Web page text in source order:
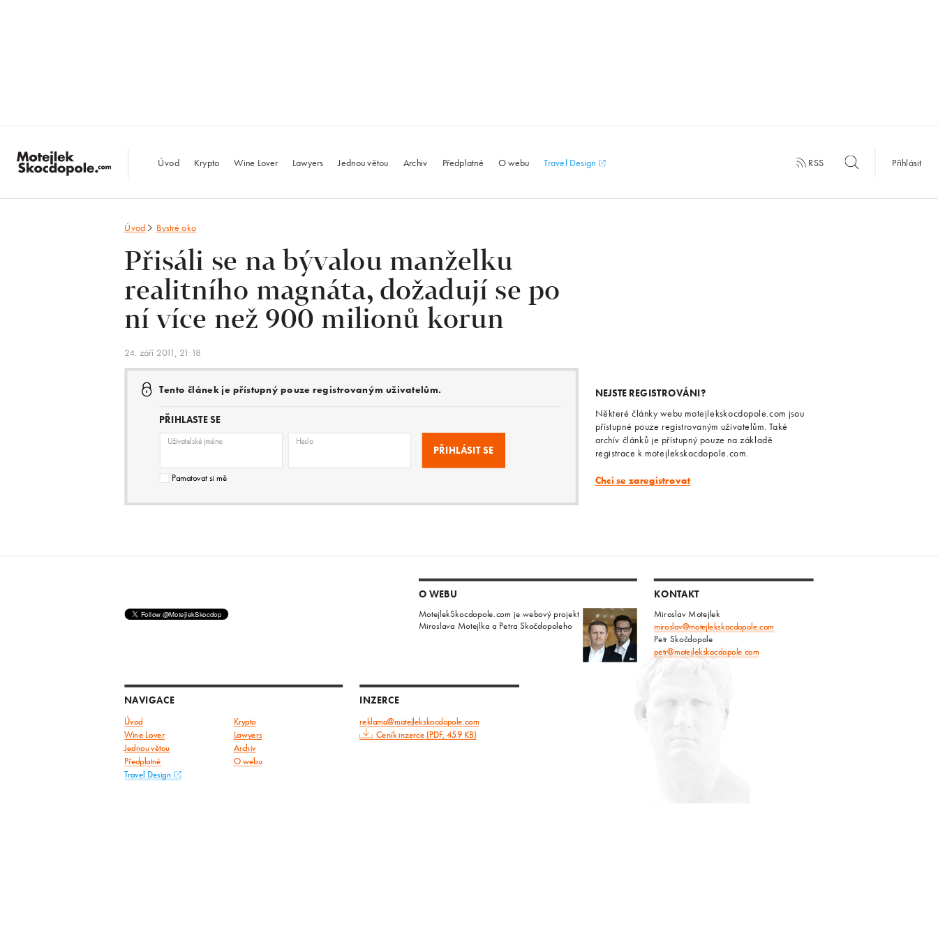
MotejlekSkocdopole.com
Úvod Krypto Wine Lover Lawyers Jednou větou Archiv Předplatné O webu Travel Design RSS Přihlásit
Úvod Bystré oko
Přisáli se na bývalou manželku
realitního magnáta, dožadují se po
ní více než 900 milionů korun
24. září 2011, 21:18
Tento článek je přístupný pouze registrovaným uživatelům.
PŘIHLASTE SE
Uživatelské jméno Heslo
Pamatovat si mě
NEJSTE REGISTROVÁNI?
Některé články webu motejlekskocdopole.com jsou
přístupné pouze registrovaným uživatelům. Také
archív článků je přístupný pouze na základě
registrace k motejlekskocdopole.com.
Chci se zaregistrovat
O WEBU
MotejlekSkocdopole.com je webový projekt
Miroslava Motejlka a Petra Skočdopoleho
KONTAKT
Miroslav Motejlek
miroslav@motejlekskocdopole.com
Petr Skočdopole
petr@motejlekskocdopole.com
NAVIGACE
Úvod Krypto
Wine Lover
Lawyers
Jednou větou
Archiv
Předplatné O webu
Travel Design
INZERCE
reklama@motejlekskocdopole.com
Ceník inzerce (PDF, 459 KB)